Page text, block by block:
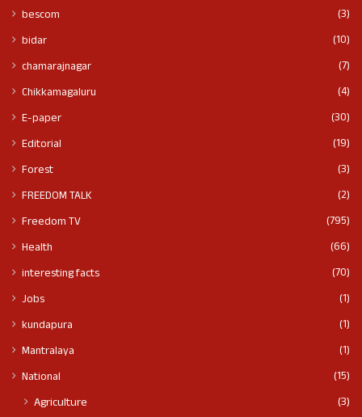
bescom
(3)
bidar
(10)
chamarajnagar
(7)
Chikkamagaluru
(4)
E-paper
(30)
Editorial
(19)
Forest
(3)
FREEDOM TALK
(2)
Freedom TV
(795)
Health
(66)
interesting facts
(70)
Jobs
(1)
kundapura
(1)
Mantralaya
(1)
National
(15)
Agriculture
(3)